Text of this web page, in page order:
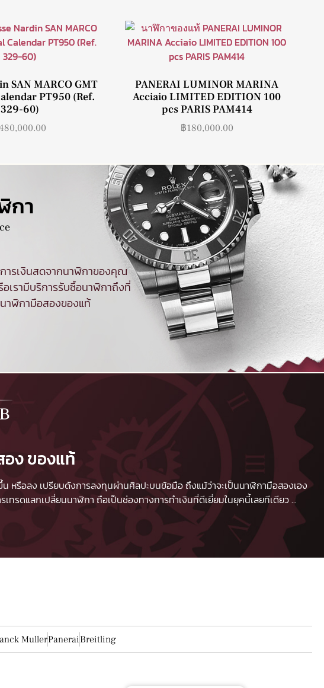
SAN MARCO GMT
PT950 (Ref.
329-60)
PANERAI LUMINOR MARINA
Acciaio LIMITED EDITION 100
pcs PARIS PAM414
฿180,000.00
กา
ารเงินสดจากนาฬิกาของคุณ
เรามีบริการรับซื้อนาฬิกาถึงที่
าฬิกามือสองของแท้
ง ของแท้
หรือลง เปรียบดังการลงทุนผ่านศิลปะบนข้อมือ ถึงแม้ว่าจะเป็นนาฬิกามือสองเอง
เทรดแลกเปลี่ยนนาฬิกา ถือเป็นช่องทางการทำเงินที่ดีเยี่ยมในยุคนี้เลยทีเดียว...
MullerPaneraiBreitling